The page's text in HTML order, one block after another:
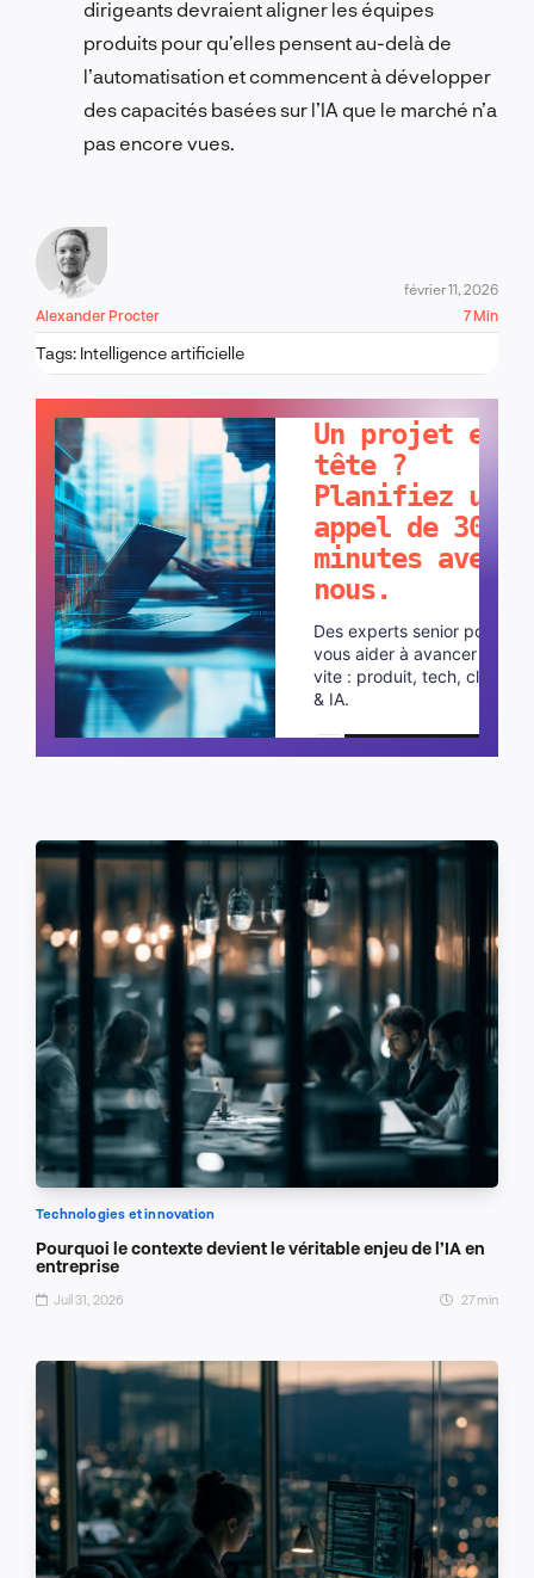
dirigeants devraient aligner les équipes
produits pour qu’elles pensent au-delà de
l’automatisation et commencent à développer
des capacités basées sur l’IA que le marché n’a
pas encore vues.
Alexander Procter
février 11, 2026
7 Min
Tags: Intelligence artificielle
Un projet en
tête ?
Planifiez un
appel de 30
minutes avec
nous.
Des experts senior pour
vous aider à avancer plus
vite : produit, tech, cloud
& IA.
Planifier un appel
Technologies et innovation
Pourquoi le contexte devient le véritable enjeu de l’IA en
entreprise
Juil 31, 2026 27 min